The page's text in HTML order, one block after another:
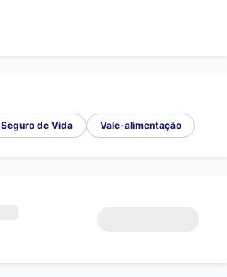
Seguro de Vida Vale-alimentação